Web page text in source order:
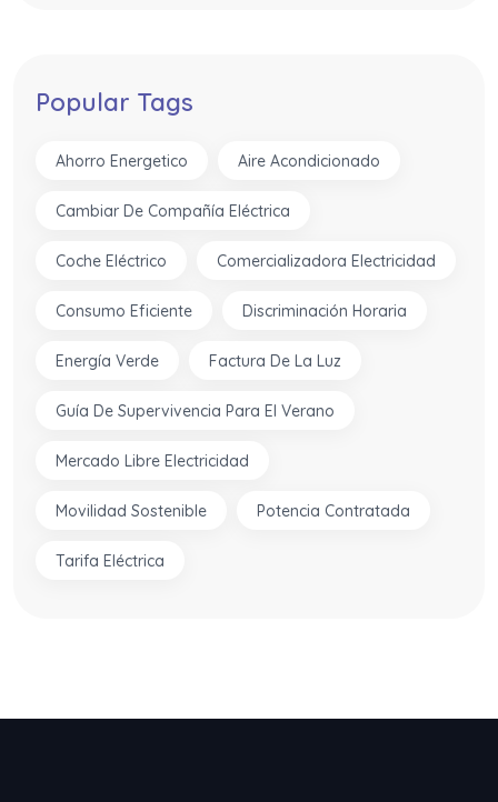
Popular Tags
Ahorro Energetico Aire Acondicionado
Cambiar De Compañía Eléctrica
Coche Eléctrico Comercializadora Electricidad
Consumo Eficiente Discriminación Horaria
Energía Verde Factura De La Luz
Guía De Supervivencia Para El Verano
Mercado Libre Electricidad
Movilidad Sostenible Potencia Contratada
Tarifa Eléctrica